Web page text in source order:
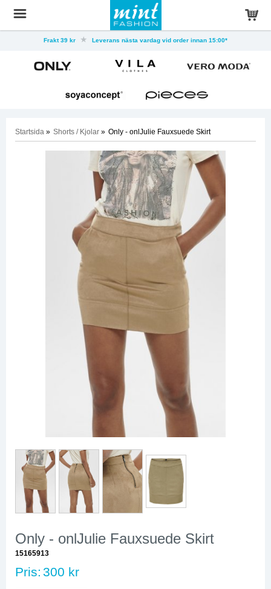
Frakt 39 kr Leverans nästa vardag vid order innan 15:00*
Startsida » Shorts / Kjolar » Only - onlJulie Fauxsuede Skirt
Only - onlJulie Fauxsuede Skirt
15165913
Pris: 300 kr